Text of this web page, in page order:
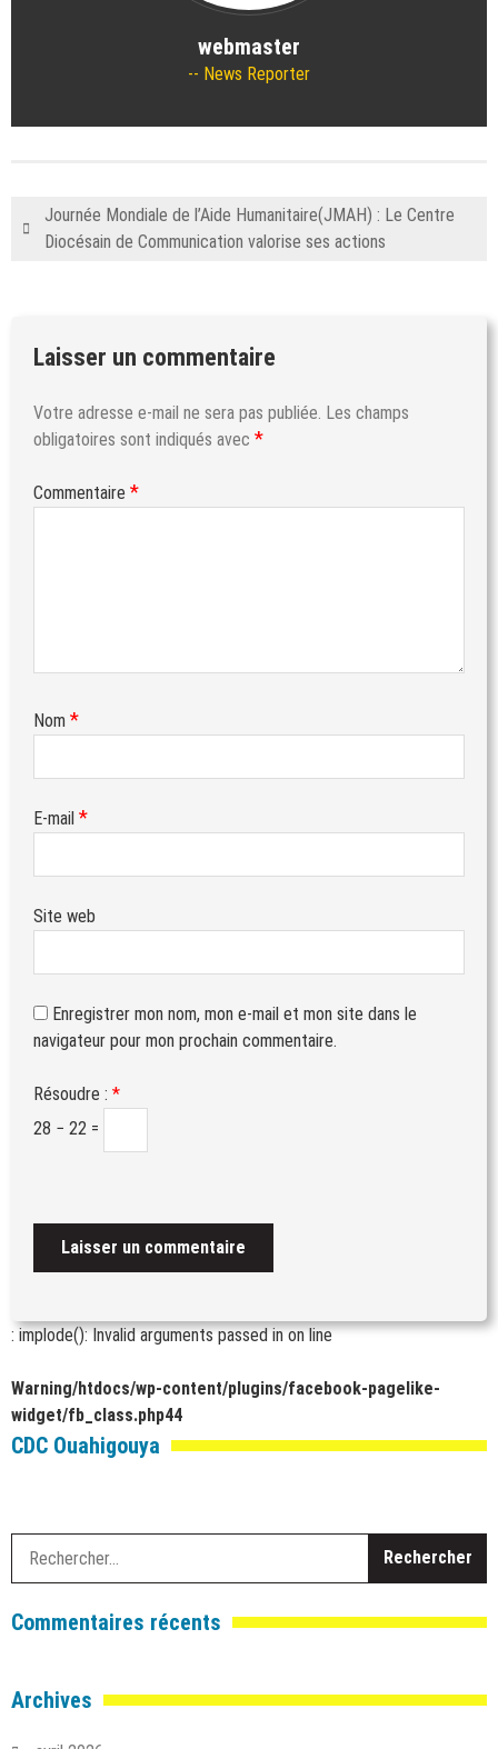
webmaster
News Reporter
Journée Mondiale de l’Aide Humanitaire(JMAH) : Le Centre
Diocésain de Communication valorise ses actions
Laisser un commentaire
Votre adresse e-mail ne sera pas publiée. Les champs
obligatoires sont indiqués avec *
Commentaire *
Nom *
E-mail *
Site web
Enregistrer mon nom, mon e-mail et mon site dans le
navigateur pour mon prochain commentaire.
Résoudre : *
28 − 22 =
: implode(): Invalid arguments passed inon line
Warning/htdocs/wp-content/plugins/facebook-pagelike-
widget/fb_class.php44
CDC Ouahigouya
Commentaires récents
Archives